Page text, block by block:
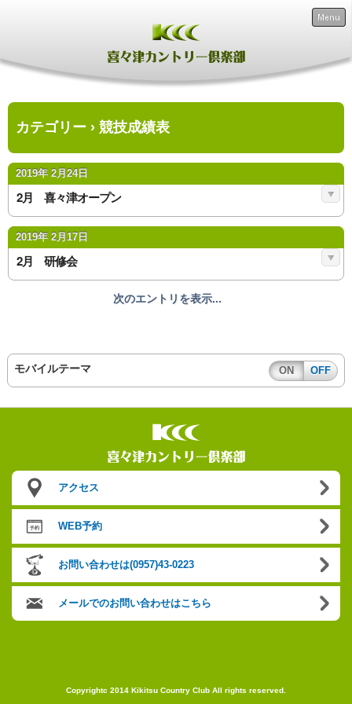
Menu
カテゴリー › 競技成績表
2019年 2月24日
2月 喜々津オープン
2019年 2月17日
2月 研修会
次のエントリを表示...
モバイルテーマ ON OFF
アクセス
WEB予約
お問い合わせは(0957)43-0223
メールでのお問い合わせはこちら
Copyrightc 2014 Kikitsu Country Club All rights reserved.